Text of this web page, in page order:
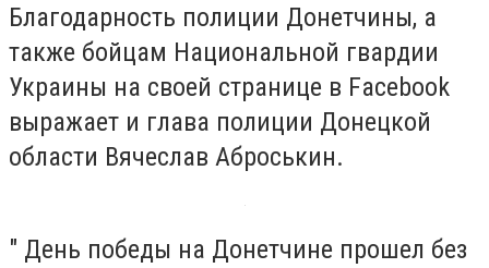
Благодарность полиции Донетчины, а
также бойцам Национальной гвардии
Украины на своей странице в Facebook
выражает и глава полиции Донецкой
области Вячеслав Аброськин.
" День победы на Донетчине прошел без